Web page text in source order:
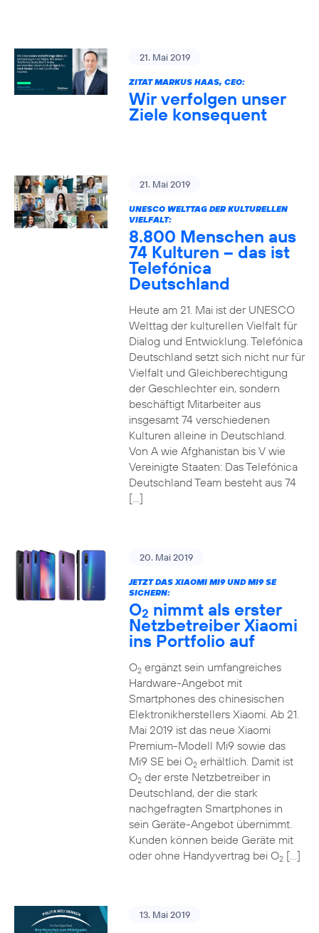
21. Mai 2019
ZITAT MARKUS HAAS, CEO:
Wir verfolgen unser
Ziele konsequent
21. Mai 2019
UNESCO WELTTAG DER KULTURELLEN
VIELFALT:
8.800 Menschen aus
74 Kulturen – das ist
Telefónica
Deutschland
Heute am 21. Mai ist der UNESCO
Welttag der kulturellen Vielfalt für
Dialog und Entwicklung. Telefónica
Deutschland setzt sich nicht nur für
Vielfalt und Gleichberechtigung
der Geschlechter ein, sondern
beschäftigt Mitarbeiter aus
insgesamt 74 verschiedenen
Kulturen alleine in Deutschland.
Von A wie Afghanistan bis V wie
Vereinigte Staaten: Das Telefónica
Deutschland Team besteht aus 74
[…]
20. Mai 2019
JETZT DAS XIAOMI MI9 UND MI9 SE
SICHERN:
O2 nimmt als erster
Netzbetreiber Xiaomi
ins Portfolio auf
O2ergänzt sein umfangreiches
Hardware-Angebot mit
Smartphones des chinesischen
Elektronikherstellers Xiaomi. Ab 21.
Mai 2019 ist das neue Xiaomi
Premium-Modell Mi9 sowie das
Mi9 SE bei O2erhältlich. Damit ist
O2der erste Netzbetreiber in
Deutschland, der die stark
nachgefragten Smartphones in
sein Geräte-Angebot übernimmt.
Kunden können beide Geräte mit
oder ohne Handyvertrag bei O2[…]
13. Mai 2019